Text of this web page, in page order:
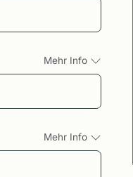
Mehr Info
Mehr Info